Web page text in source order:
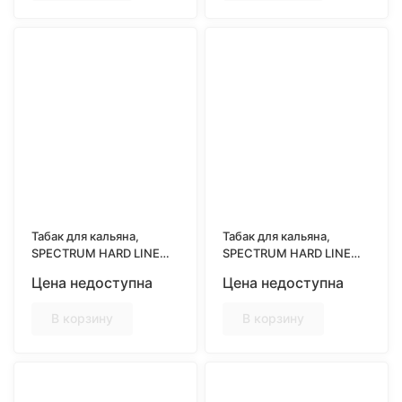
Табак для кальяна,
SPECTRUM HARD LINE
LEMONADE (Брусничный
Цена недоступна
В корзину
Табак для кальяна,
SPECTRUM HARD LINE
(Питайя Айва)
Цена недоступна
В корзину